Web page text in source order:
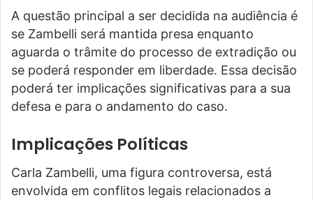
A questão principal a ser decidida na audiência é
se Zambelli será mantida presa enquanto
aguarda o trâmite do processo de extradição ou
se poderá responder em liberdade. Essa decisão
poderá ter implicações significativas para a sua
defesa e para o andamento do caso.
Implicações Políticas
Carla Zambelli, uma figura controversa, está
envolvida em conflitos legais relacionados a